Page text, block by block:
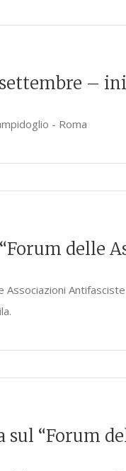
–
- Roma
delle
Associazioni
sul “Forum